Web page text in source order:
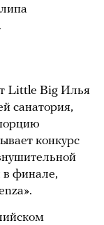
Little Big Илья
санатория,
конкурс
в финале,